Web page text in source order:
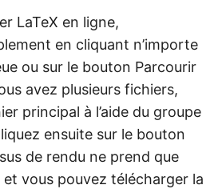
LaTeX en ligne,
en cliquant n’importe
ou sur le bouton Parcourir
avez plusieurs fichiers,
principal à l’aide du groupe
ensuite sur le bouton
de rendu ne prend que
et vous pouvez télécharger la